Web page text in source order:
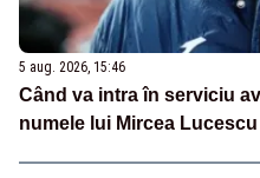
5 aug. 2026, 15:46
Când va intra în serviciu
numele lui Mircea Lucescu